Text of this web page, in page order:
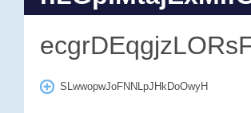
SLwwopwJoFNNLpJHkDoOwyH